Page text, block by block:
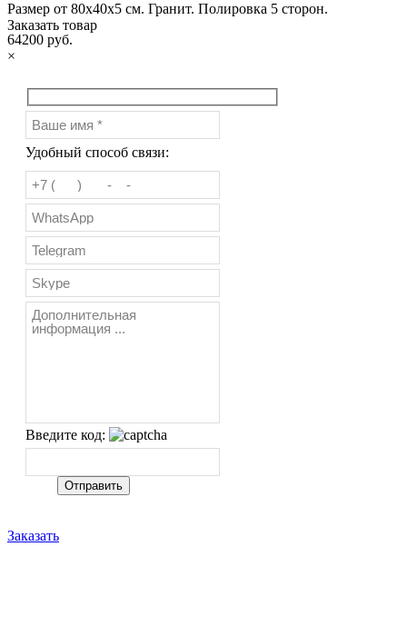
Размер от 80х40х5 см. Гранит. Полировка 5 сторон.
64200 руб.
Заказать товар
×
Удобный способ связи:
Введите код:
Заказать